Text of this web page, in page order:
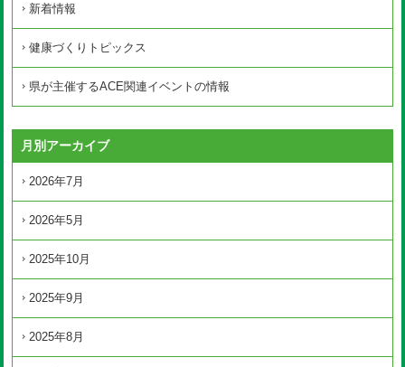
新着情報
健康づくりトピックス
県が主催するACE関連イベントの情報
月別アーカイブ
2026年7月
2026年5月
2025年10月
2025年9月
2025年8月